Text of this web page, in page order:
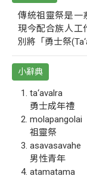
傳統祖靈祭是一
現今配合族人工
別將「勇士祭
小辭典
ta‘avalra
勇士成年禮
molapangolai
祖靈祭
asavasavahe
男性青年
atamatama